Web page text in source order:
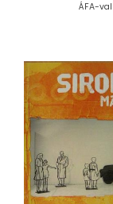
ÁFA-val